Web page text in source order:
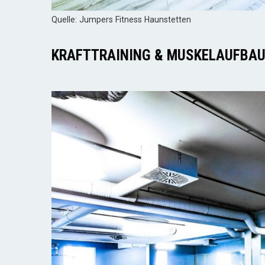
Quelle: Jumpers Fitness Haunstetten
KRAFTTRAINING & MUSKELAUFBAU